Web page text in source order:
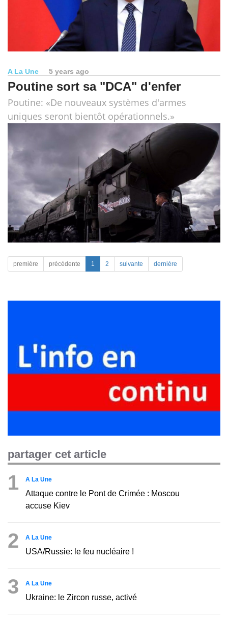
A La Une 5 years ago
Poutine sort sa "DCA" d'enfer
Poutine: «De nouveaux systèmes d'armes
uniques seront bientôt opérationnels.»
première précédente 1 2 suivante dernière
partager cet article
1 A La Une
Attaque contre le Pont de Crimée : Moscou
accuse Kiev
2 A La Une
USA/Russie: le feu nucléaire !
3 A La Une
Ukraine: le Zircon russe, activé